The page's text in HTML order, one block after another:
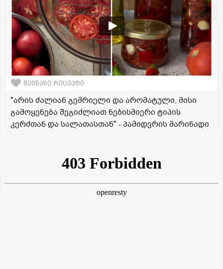
შეინახე რეცეპტი
"არის ძალიან გემრიელი და არომატული, მისი
გამოყენება შეგიძლიათ ნებისმიერი ტიპის
კერძთან და სალათასთან" - პამიდვრის მარინადი